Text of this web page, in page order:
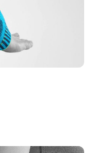
5 von 5 Sternen